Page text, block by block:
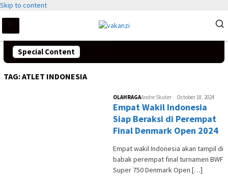
Skip to content
Special Content
TAG:ATLET INDONESIA
OLAHRAGAAndre Skuter October 18, 2024
Empat Wakil Indonesia
Siap Beraksi di Perempat
Final Denmark Open 2024
Empat wakil Indonesia akan tampil di
babak perempat final turnamen BWF
Super 750 Denmark Open […]